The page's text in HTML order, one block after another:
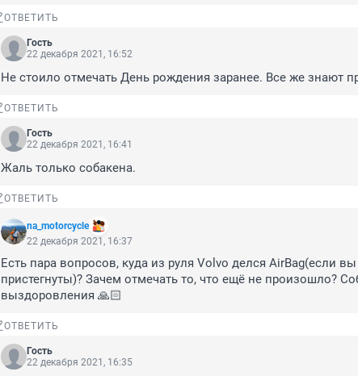
ОТВЕТИТЬ
Гость
22 декабря 2021, 16:52
Не стоило отмечать День рождения заранее. Все же знают
ОТВЕТИТЬ
Гость
22 декабря 2021, 16:41
Жаль только собакена.
ОТВЕТИТЬ
na_motorcycle
22 декабря 2021, 16:37
Есть пара вопросов, куда из руля Volvo делся AirBag(если
пристегнуты)? Зачем отмечать то, что ещё не произошло?
выздоровления 🙏🏻
ОТВЕТИТЬ
Гость
22 декабря 2021, 16:35